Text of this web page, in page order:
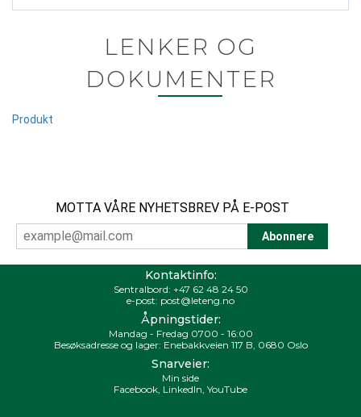
LENKER OG
DOKUMENTER
Produkt
MOTTA VÅRE NYHETSBREV PÅ E-POST
Kontaktinfo:
Sentralbord: +47 62 48 24 50
e-post: post@leteng.no
Åpningstider:
Mandag - Fredag 0700 - 16:00
Besøksadresse og lager: Enebakkveien 117 B, 0680 Oslo
Snarveier:
Min side
Facebook LinkedIn YouTube